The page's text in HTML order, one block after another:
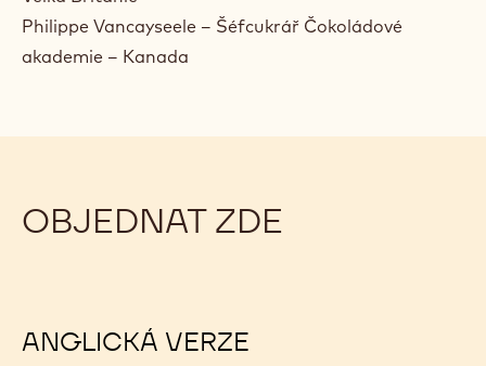
Philippe Vancayseele – Šéfcukrář Čokoládové
akademie – Kanada
OBJEDNAT ZDE
ANGLICKÁ VERZE